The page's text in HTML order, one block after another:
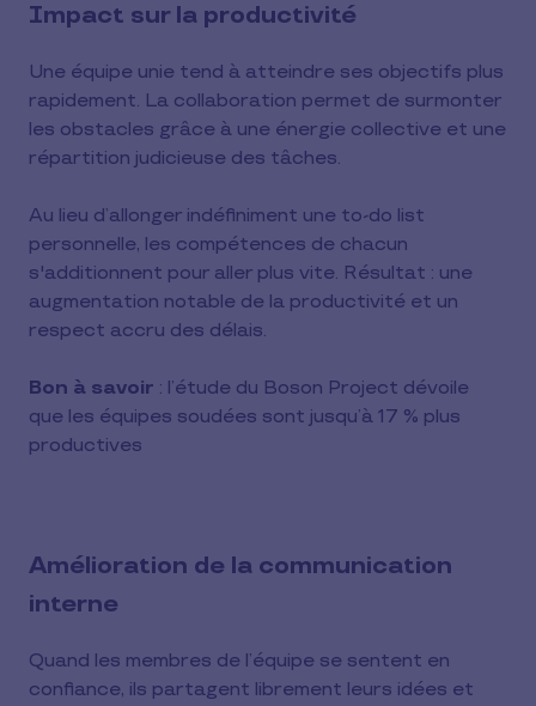
Impact sur la productivité
Une équipe unie tend à atteindre ses objectifs plus
rapidement. La collaboration permet de surmonter
les obstacles grâce à une énergie collective et une
répartition judicieuse des tâches.
Au lieu d’allonger indéfiniment une to-do list
personnelle, les compétences de chacun
s'additionnent pour aller plus vite. Résultat : une
augmentation notable de la productivité et un
respect accru des délais.
Bon à savoir : l’étude du Boson Project dévoile
que les équipes soudées sont jusqu’à 17 % plus
productives
Amélioration de la communication
interne
Quand les membres de l’équipe se sentent en
confiance, ils partagent librement leurs idées et